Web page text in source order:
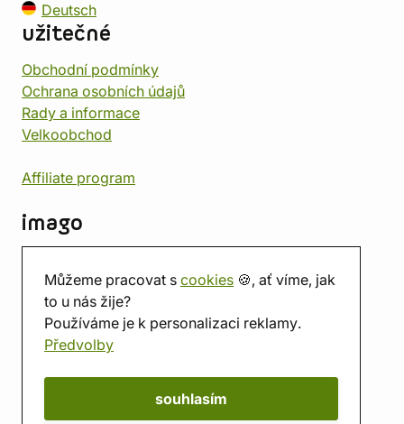
Můžeme pracovat s cookies 🍪, ať víme, jak
to u nás žije?
Používáme je k personalizaci reklamy.
Předvolby
souhlasím
Deutsch
užitečné
Obchodní podmínky
Ochrana osobních údajů
Rady a informace
Velkoobchod
Affiliate program
imago
Prodejna
Herna
O nás
Hodnocení obchodu